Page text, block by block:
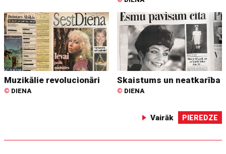
Muzikālie revolucionāri
© DIENA
Skaistums un neatkarība
© DIENA
Vairāk PIEREDZE